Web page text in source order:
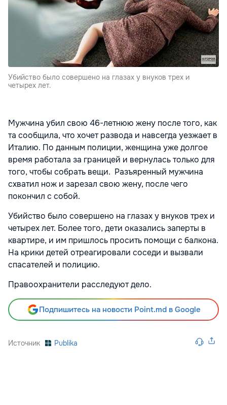
Убийство было совершено на глазах у внуков трех и
четырех лет.
Мужчина убил свою 46-летнюю жену после того, как
та сообщила, что хочет развода и навсегда уезжает в
Италию. По данным полиции, женщина уже долгое
время работала за границей и вернулась только для
того, чтобы собрать вещи. Разъяренный мужчина
схватил нож и зарезал свою жену, после чего
покончил с собой.
Убийство было совершено на глазах у внуков трех и
четырех лет. Более того, дети оказались заперты в
квартире, и им пришлось просить помощи с балкона.
На крики детей отреагировали соседи и вызвали
спасателей и полицию.
Правоохранители расследуют дело.
Подпишитесь на новости Point.md в Google
Источник Publika